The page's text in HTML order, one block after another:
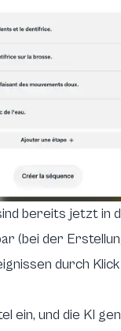
bereits jetzt in
(bei der
durch
ein, und die KI